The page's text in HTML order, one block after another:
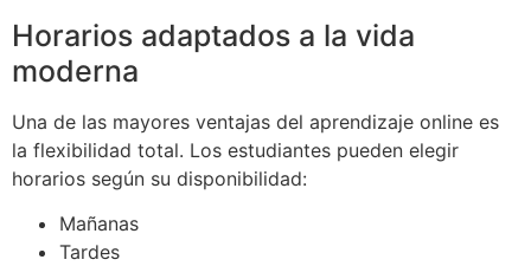
Horarios adaptados a la vida
moderna
Una de las mayores ventajas del aprendizaje online es
la flexibilidad total. Los estudiantes pueden elegir
horarios según su disponibilidad:
Mañanas
Tardes